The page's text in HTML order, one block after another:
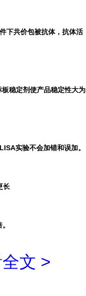
下共价包被抗体，抗体活
稳定剂使产品稳定性大为
实验不会加错和误加。
长
文 >